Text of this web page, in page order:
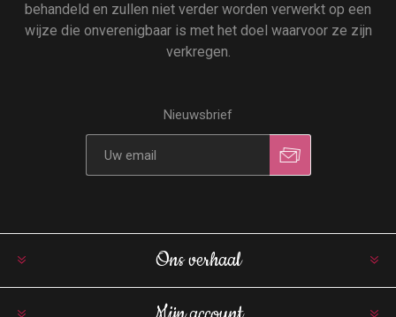
behandeld en zullen niet verder worden verwerkt op een
wijze die onverenigbaar is met het doel waarvoor ze zijn
verkregen.
Nieuwsbrief
Ons verhaal